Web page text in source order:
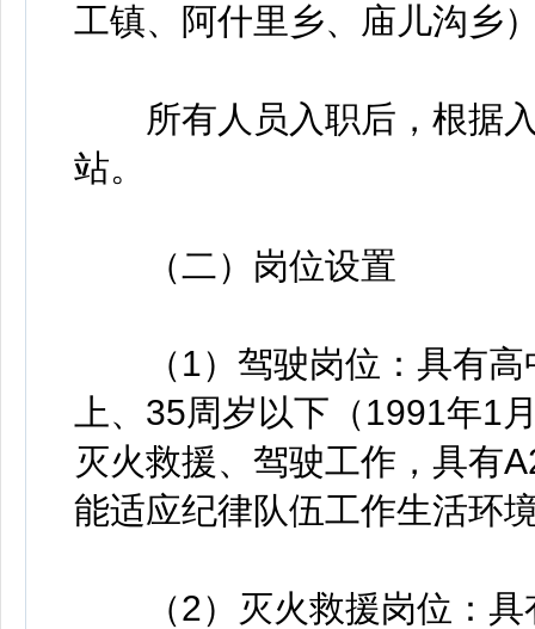
工镇、阿什里乡、庙儿沟乡
所有人员入职后，根据入
站。
（二）岗位设置
（1）驾驶岗位：具有高
上、35周岁以下（1991年1
灭火救援、驾驶工作，具有
能适应纪律队伍工作生活环
（2）灭火救援岗位：具